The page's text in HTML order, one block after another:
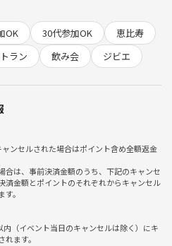
OK 30代参加OK
恵比寿
ラン 飲み会 ジビエ
ンセルされた場合はポイント含め全額返金
合は、事前決済金額のうち、下記のキャンセ
済金額とポイントのそれぞれからキャンセル
。
内（イベント当日のキャンセルは除く）にキ
ます。